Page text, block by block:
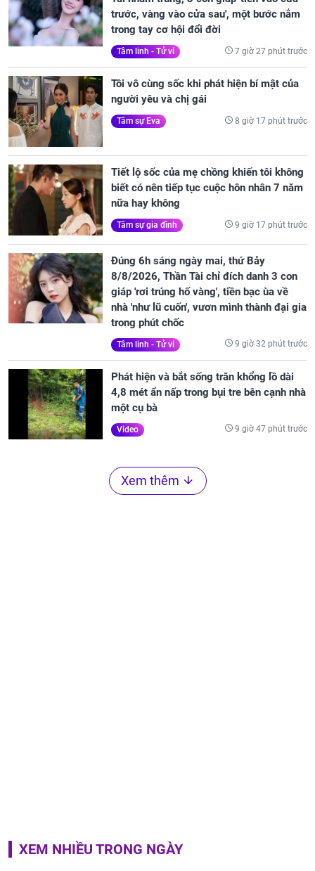
trước, vàng vào cửa sau', một bước nắm
trong tay cơ hội đổi đời
Tâm linh - Tử vi 7 giờ 27 phút trước
Tôi vô cùng sốc khi phát hiện bí mật của
người yêu và chị gái
Tâm sự Eva 8 giờ 17 phút trước
Tiết lộ sốc của mẹ chồng khiến tôi không
biết có nên tiếp tục cuộc hôn nhân 7 năm
nữa hay không
Tâm sự gia đình 9 giờ 17 phút trước
Đúng 6h sáng ngày mai, thứ Bảy
8/8/2026, Thần Tài chỉ đích danh 3 con
giáp 'rơi trúng hố vàng', tiền bạc ùa về
nhà 'như lũ cuốn', vươn mình thành đại gia
trong phút chốc
Tâm linh - Tử vi 9 giờ 32 phút trước
Phát hiện và bắt sống trăn khổng lồ dài
4,8 mét ẩn nấp trong bụi tre bên cạnh nhà
một cụ bà
Video 9 giờ 47 phút trước
Xem thêm
XEM NHIỀU TRONG NGÀY